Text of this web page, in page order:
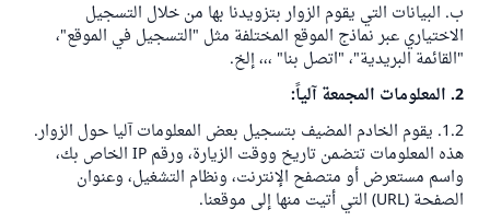
ب. البيانات التي يقوم الزوار بتزويدنا بها من خلال التسجيل
الاختياري عبر نماذج الموقع المختلفة مثل "التسجيل في الموقع"،
"القائمة البريدية"، "اتصل بنا" ،،، إلخ.
2. المعلومات المجمعة آلياً:
1.2. يقوم الخادم المضيف بتسجيل بعض المعلومات آليا حول الزوار.
هذه المعلومات تتضمن تاريخ ووقت الزيارة، ورقمIPالخاص بك،
واسم مستعرض أو متصفح الإنترنت، ونظام التشغيل، وعنوان
الصفحة (URL) التي أتيت منها إلى موقعنا.